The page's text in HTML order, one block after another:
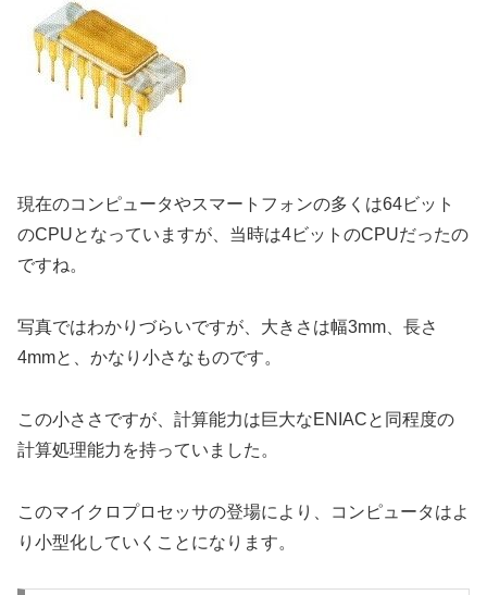
現在のコンピュータやスマートフォンの多くは64ビット
のCPUとなっていますが、当時は4ビットのCPUだったの
ですね。
写真ではわかりづらいですが、大きさは幅3mm、長さ
4mmと、かなり小さなものです。
この小ささですが、計算能力は巨大なENIACと同程度の
計算処理能力を持っていました。
このマイクロプロセッサの登場により、コンピュータはよ
り小型化していくことになります。